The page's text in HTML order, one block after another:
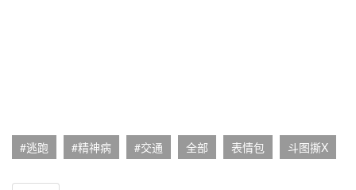
#逃跑 #精神病 #交通 全部 表情包 斗图撕X